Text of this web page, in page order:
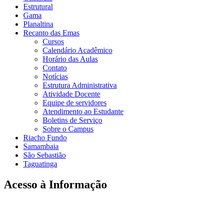
Estrutural
Gama
Planaltina
Recanto das Emas
Cursos
Calendário Acadêmico
Horário das Aulas
Contato
Notícias
Estrutura Administrativa
Atividade Docente
Equipe de servidores
Atendimento ao Estudante
Boletins de Serviço
Sobre o Campus
Riacho Fundo
Samambaia
São Sebastião
Taguatinga
Acesso à Informação